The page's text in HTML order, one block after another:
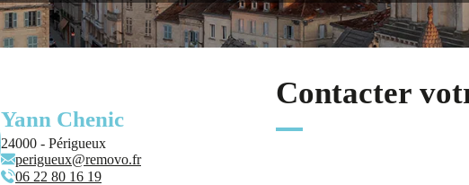
Yann Chenic
24000 - Périgueux
perigueux@removo.fr
06 22 80 16 19
Contacter